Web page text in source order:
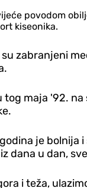
povodom
kiseonika.
zabranjeni
tog maja '92.
je
dana u dan,
i teža,